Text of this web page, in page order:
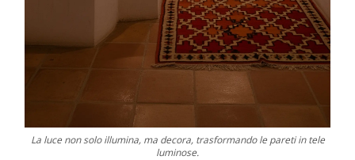
La luce non solo illumina, ma decora, trasformando le pareti in tele
luminose.